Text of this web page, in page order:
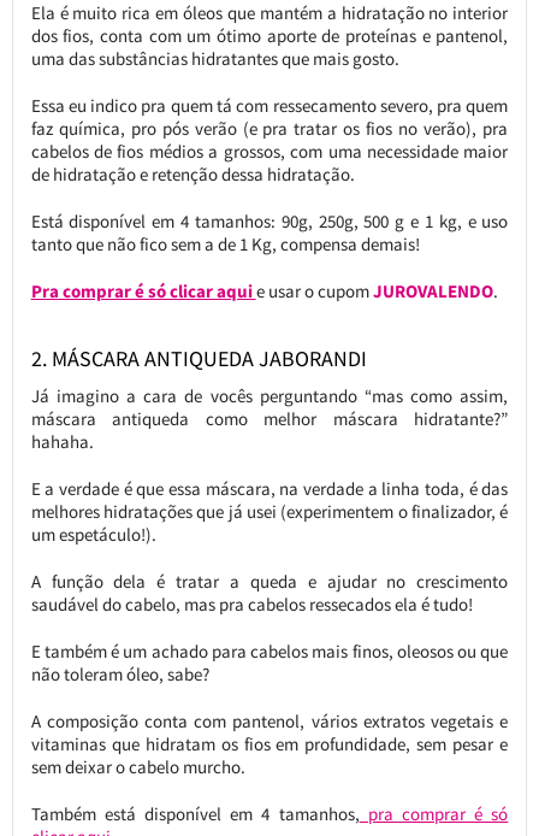
Ela é muito rica em óleos que mantém a hidratação no interior
dos fios, conta com um ótimo aporte de proteínas e pantenol,
uma das substâncias hidratantes que mais gosto.
Essa eu indico pra quem tá com ressecamento severo, pra quem
faz química, pro pós verão (e pra tratar os fios no verão), pra
cabelos de fios médios a grossos, com uma necessidade maior
de hidratação e retenção dessa hidratação.
Está disponível em 4 tamanhos: 90g, 250g, 500 g e 1 kg, e uso
tanto que não fico sem a de 1 Kg, compensa demais!
Pra comprar é só clicar aquie usar o cupomJUROVALENDO.
2. MÁSCARA ANTIQUEDA JABORANDI
Já imagino a cara de vocês perguntando “mas como assim,
máscara antiqueda como melhor máscara hidratante?”
hahaha.
E a verdade é que essa máscara, na verdade a linha toda, é das
melhores hidratações que já usei (experimentem o finalizador, é
um espetáculo!).
A função dela é tratar a queda e ajudar no crescimento
saudável do cabelo, mas pra cabelos ressecados ela é tudo!
E também é um achado para cabelos mais finos, oleosos ou que
não toleram óleo, sabe?
A composição conta com pantenol, vários extratos vegetais e
vitaminas que hidratam os fios em profundidade, sem pesar e
sem deixar o cabelo murcho.
Também está disponível em 4 tamanhos, pra comprar é só